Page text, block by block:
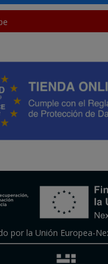
por la Unión Europea-